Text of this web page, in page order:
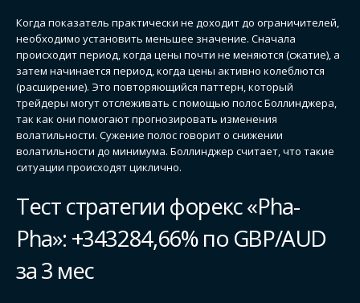
Когда показатель практически не доходит до ограничителей,
необходимо установить меньшее значение. Сначала
происходит период, когда цены почти не меняются (сжатие), а
затем начинается период, когда цены активно колеблются
(расширение). Это повторяющийся паттерн, который
трейдеры могут отслеживать с помощью полос Боллинджера,
так как они помогают прогнозировать изменения
волатильности. Сужение полос говорит о снижении
волатильности до минимума. Боллинджер считает, что такие
ситуации происходят циклично.
Тест стратегии форекс «Pha-
Pha»: +343284,66% по GBP/AUD
за 3 мес